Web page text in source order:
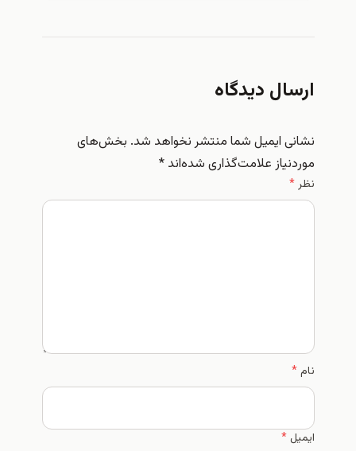
ارسال دیدگاه
نشانی ایمیل شما منتشر نخواهد شد. بخش‌های
موردنیاز علامت‌گذاری شده‌اند*
نظر*
نام*
ایمیل*